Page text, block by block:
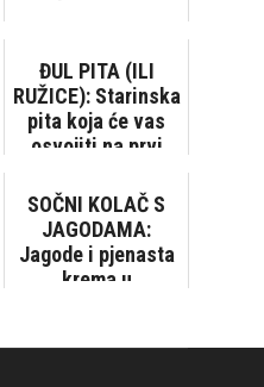
ĐUL PITA (ILI
RUŽICE): Starinska
pita koja će vas
osvojiti na prvi
SOČNI KOLAČ S
JAGODAMA:
Jagode i pjenasta
krema u